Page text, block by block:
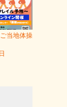
当地体操